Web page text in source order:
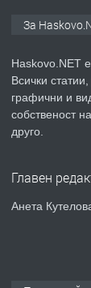
ПРЕДЛАГА
За
Haskovo.NET
Всички
графични и
собственост
друго.
Главен
Анета